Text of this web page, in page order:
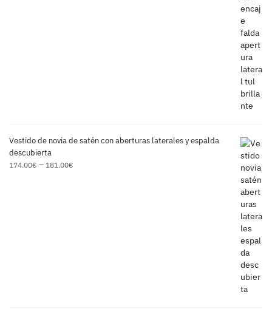
Vestido de novia de satén con aberturas laterales y espalda
descubierta
174.00€ – 181.00€